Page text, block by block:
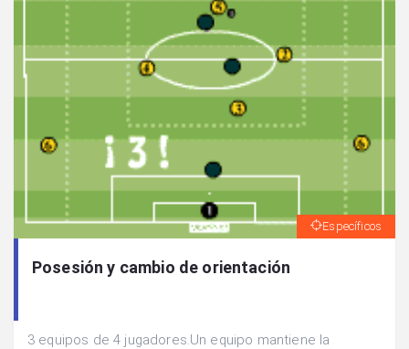
Específicos
Posesión y cambio de orientación
3 equipos de 4 jugadores.Un equipo mantiene la